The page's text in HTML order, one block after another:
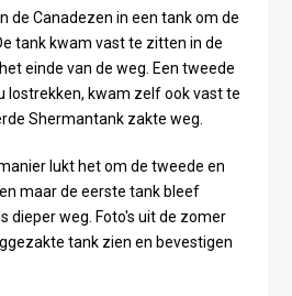
de Canadezen in een tank om de
tank kwam vast te zitten in de
einde van de weg. Een tweede
lostrekken, kwam zelf ook vast te
Shermantank zakte weg.
lukt het om de tweede en
maar de eerste tank bleef
dieper weg. Foto's uit de zomer
tank zien en bevestigen